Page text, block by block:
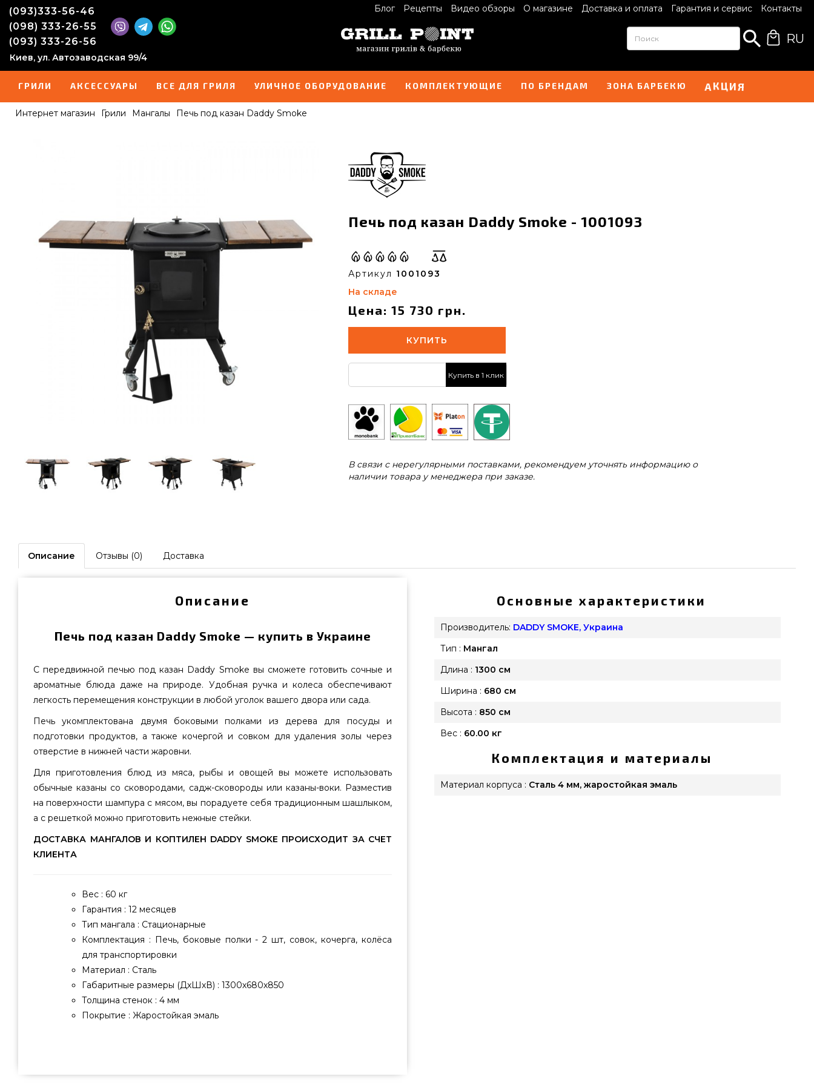
Блог Рецепты Видео обзоры О магазине Доставка и оплата Гарантия и сервис Контакты
(093)333-56-46
(098) 333-26-55
(093) 333-26-56
Киев, ул. Автозаводская 99/4
RU
ГРИЛИ АКСЕССУАРЫ ВСЕ ДЛЯ ГРИЛЯ УЛИЧНОЕ ОБОРУДОВАНИЕ КОМПЛЕКТУЮЩИЕ ПО БРЕНДАМ ЗОНА БАРБЕКЮ АКЦИЯ
Интернет магазин Грили Мангалы Печь под казан Daddy Smoke
Печь под казан Daddy Smoke - 1001093
Артикул 1001093
На складе
Цена: 15 730 грн.
КУПИТЬ
Купить в 1 клик
В связи с нерегулярными поставками, рекомендуем уточнять информацию о
наличии товара у менеджера при заказе.
Описание Отзывы (0) Доставка
Описание
Печь под казан Daddy Smoke — купить в Украине
С передвижной печью под казан Daddy Smoke вы сможете готовить сочные и
ароматные блюда даже на природе. Удобная ручка и колеса обеспечивают
легкость перемещения конструкции в любой уголок вашего двора или сада.
Печь укомплектована двумя боковыми полками из дерева для посуды и
подготовки продуктов, а также кочергой и совком для удаления золы через
отверстие в нижней части жаровни.
Для приготовления блюд из мяса, рыбы и овощей вы можете использовать
обычные казаны со сковородами, садж-сковороды или казаны-воки. Разместив
на поверхности шампура с мясом, вы порадуете себя традиционным шашлыком,
а с решеткой можно приготовить нежные стейки.
ДОСТАВКА МАНГАЛОВ И КОПТИЛЕН DADDY SMOKE ПРОИСХОДИТ ЗА СЧЕТ
КЛИЕНТА
Вес : 60 кг
Гарантия : 12 месяцев
Тип мангала : Стационарные
Комплектация : Печь, боковые полки - 2 шт, совок, кочерга, колёса
для транспортировки
Материал : Сталь
Габаритные размеры (ДхШхВ) : 1300х680х850
Толщина стенок : 4 мм
Покрытие : Жаростойкая эмаль
грилей GrillPoint. Заманчивые предложения на Мангалы в каталоге Гриль Поинт.
Основные характеристики
Производитель: DADDY SMOKE, Украина
Тип : Мангал
Длина : 1300 см
Ширина : 680 см
Высота : 850 см
Вес : 60.00 кг
Комплектация и материалы
Материал корпуса : Сталь 4 мм, жаростойкая эмаль